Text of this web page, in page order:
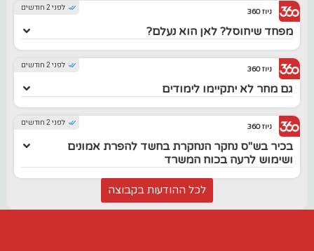
לפני 2 חודשים ניוז 360
מפחד שיחוסל? לאן הוא נעלם?
לפני 2 חודשים ניוז 360
גם מחר לא יתקיימו לימודים
לפני 2 חודשים ניוז 360
בכיר בש"ס נחקר הנחקרת בחשד להפרת אמונים
ושימוש לרעה בכוח המשרד
לכל ההודעות בקבוצה